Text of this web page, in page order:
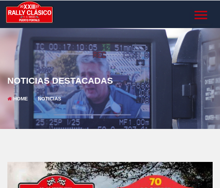
NOTICIAS DESTACADAS
HOME NOTICIAS